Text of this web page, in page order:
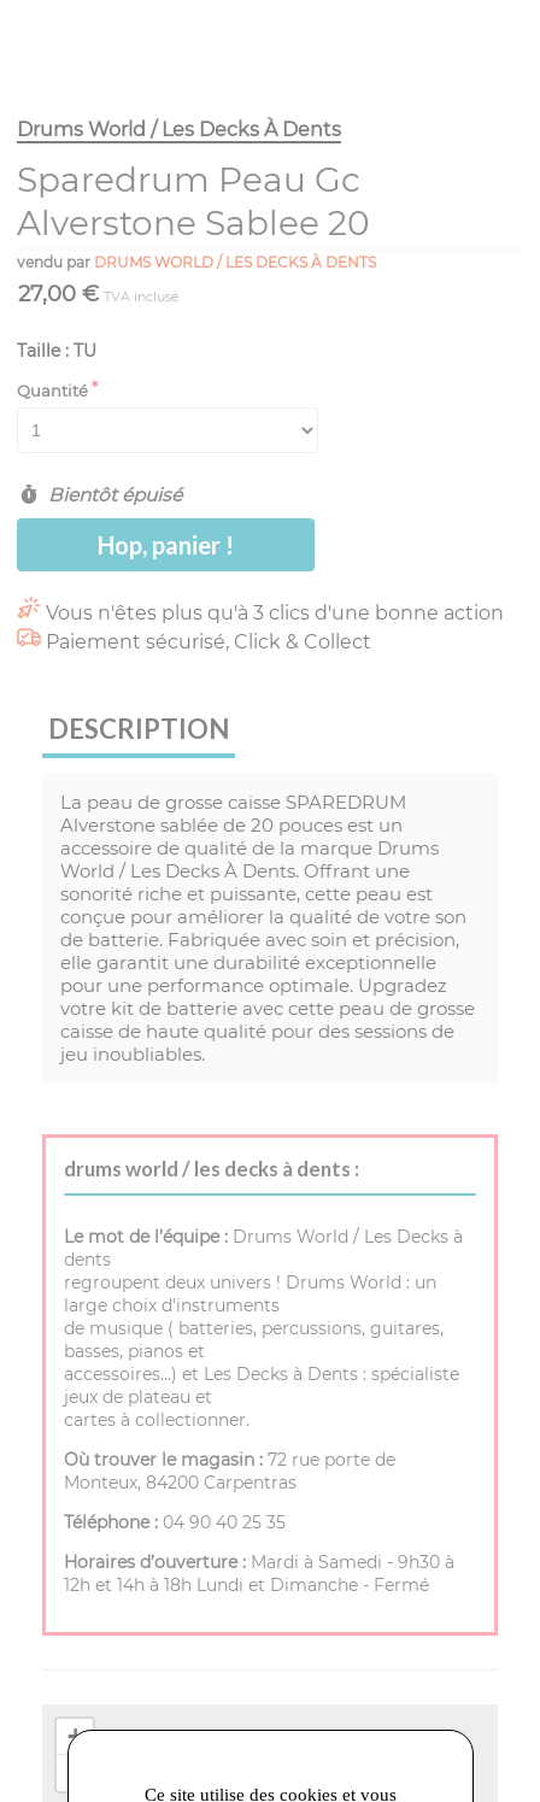
Drums World / Les Decks À Dents
Sparedrum Peau Gc
Alverstone Sablee 20
vendu par DRUMS WORLD / LES DECKS À DENTS
27,00 € TVA incluse
Taille : TU
Quantité
Bientôt épuisé
Hop, panier !
Vous n'êtes plus qu'à 3 clics d'une bonne action
Paiement sécurisé, Click & Collect
DESCRIPTION
La peau de grosse caisse SPAREDRUM
Alverstone sablée de 20 pouces est un
accessoire de qualité de la marque Drums
World / Les Decks À Dents. Offrant une
sonorité riche et puissante, cette peau est
conçue pour améliorer la qualité de votre son
de batterie. Fabriquée avec soin et précision,
elle garantit une durabilité exceptionnelle
pour une performance optimale. Upgradez
votre kit de batterie avec cette peau de grosse
caisse de haute qualité pour des sessions de
jeu inoubliables.
drums world / les decks à dents :
Le mot de l’équipe : Drums World / Les Decks à
dents
regroupent deux univers ! Drums World : un
large choix d'instruments
de musique ( batteries, percussions, guitares,
basses, pianos et
accessoires…) et Les Decks à Dents : spécialiste
jeux de plateau et
cartes à collectionner.
Où trouver le magasin : 72 rue porte de
Monteux, 84200 Carpentras
Téléphone : 04 90 40 25 35
Horaires d’ouverture : Mardi à Samedi - 9h30 à
12h et 14h à 18h Lundi et Dimanche - Fermé
+
Ce site utilise des cookies et vous